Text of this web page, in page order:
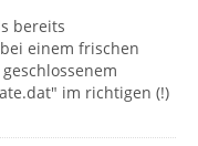
bereits
einem frischen
im richtigen (!)